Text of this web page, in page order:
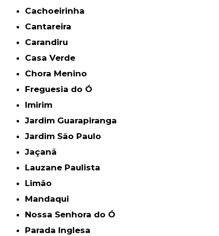
Cachoeirinha
Cantareira
Carandiru
Casa Verde
Chora Menino
Freguesia do Ó
Imirim
Jardim Guarapiranga
Jardim São Paulo
Jaçanã
Lauzane Paulista
Limão
Mandaqui
Nossa Senhora do Ó
Parada Inglesa